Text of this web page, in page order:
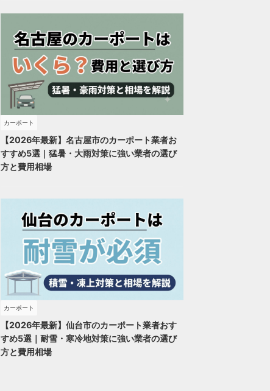
リフォームガイ
外構・エクステ
リアパートナー
ハウジングバザ
カーポート
【2026年最新】名古屋市のカーポート業者お
すすめ5選｜猛暑・大雨対策に強い業者の選び
方と費用相場
カーポート
【2026年最新】仙台市のカーポート業者おす
すめ5選｜耐雪・寒冷地対策に強い業者の選び
方と費用相場